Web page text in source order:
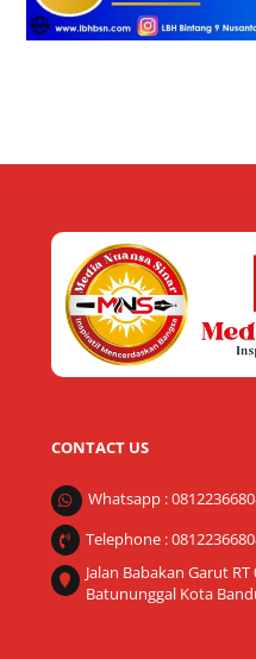
CONTACT US
Whatsapp :
Telephone :
Jalan Babakan Garut
Batununggal Kota